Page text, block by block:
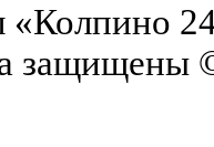
«Колпино
защищены